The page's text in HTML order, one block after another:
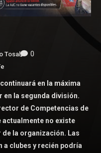
Tosal 0
en la máxima
en la segunda división.
de Competencias de
actualmente no existe
de la organización. Las
a clubes y recién podría